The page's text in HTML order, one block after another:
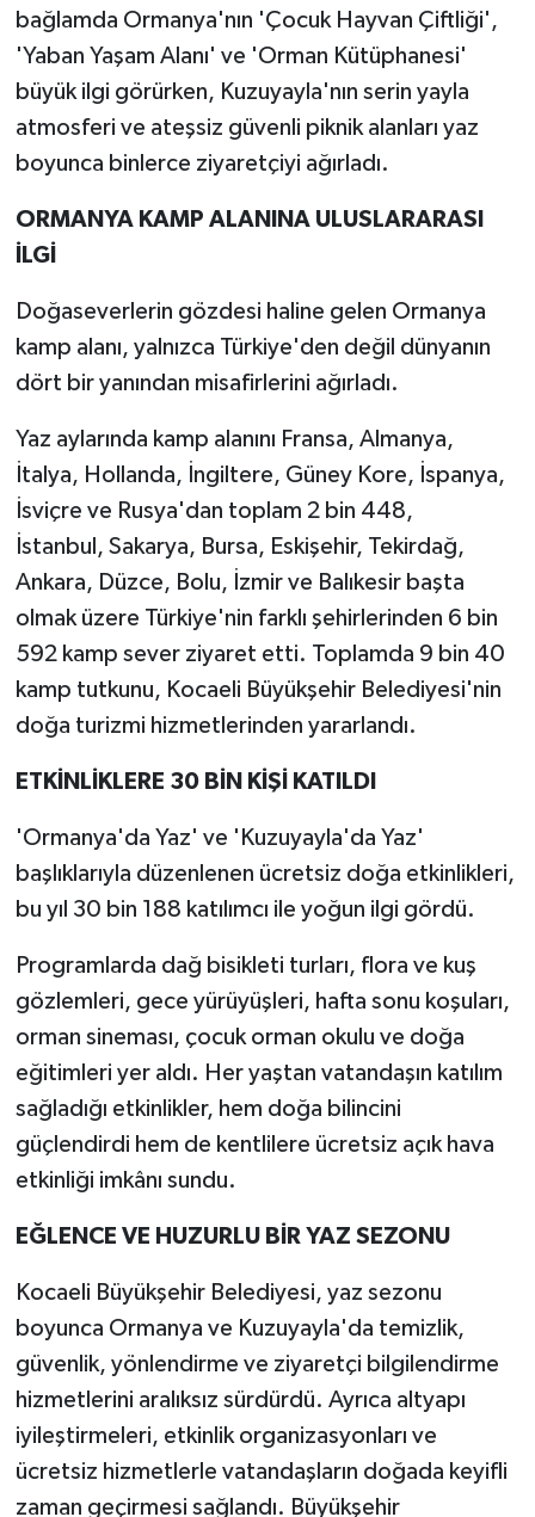
bağlamda Ormanya'nın 'Çocuk Hayvan Çiftliği',
'Yaban Yaşam Alanı' ve 'Orman Kütüphanesi'
büyük ilgi görürken, Kuzuyayla'nın serin yayla
atmosferi ve ateşsiz güvenli piknik alanları yaz
boyunca binlerce ziyaretçiyi ağırladı.
ORMANYA KAMP ALANINA ULUSLARARASI
İLGİ
Doğaseverlerin gözdesi haline gelen Ormanya
kamp alanı, yalnızca Türkiye'den değil dünyanın
dört bir yanından misafirlerini ağırladı.
Yaz aylarında kamp alanını Fransa, Almanya,
İtalya, Hollanda, İngiltere, Güney Kore, İspanya,
İsviçre ve Rusya'dan toplam 2 bin 448,
İstanbul, Sakarya, Bursa, Eskişehir, Tekirdağ,
Ankara, Düzce, Bolu, İzmir ve Balıkesir başta
olmak üzere Türkiye'nin farklı şehirlerinden 6 bin
592 kamp sever ziyaret etti. Toplamda 9 bin 40
kamp tutkunu, Kocaeli Büyükşehir Belediyesi'nin
doğa turizmi hizmetlerinden yararlandı.
ETKİNLİKLERE 30 BİN KİŞİ KATILDI
'Ormanya'da Yaz' ve 'Kuzuyayla'da Yaz'
başlıklarıyla düzenlenen ücretsiz doğa etkinlikleri,
bu yıl 30 bin 188 katılımcı ile yoğun ilgi gördü.
Programlarda dağ bisikleti turları, flora ve kuş
gözlemleri, gece yürüyüşleri, hafta sonu koşuları,
orman sineması, çocuk orman okulu ve doğa
eğitimleri yer aldı. Her yaştan vatandaşın katılım
sağladığı etkinlikler, hem doğa bilincini
güçlendirdi hem de kentlilere ücretsiz açık hava
etkinliği imkânı sundu.
EĞLENCE VE HUZURLU BİR YAZ SEZONU
Kocaeli Büyükşehir Belediyesi, yaz sezonu
boyunca Ormanya ve Kuzuyayla'da temizlik,
güvenlik, yönlendirme ve ziyaretçi bilgilendirme
hizmetlerini aralıksız sürdürdü. Ayrıca altyapı
iyileştirmeleri, etkinlik organizasyonları ve
ücretsiz hizmetlerle vatandaşların doğada keyifli
zaman geçirmesi sağlandı. Büyükşehir